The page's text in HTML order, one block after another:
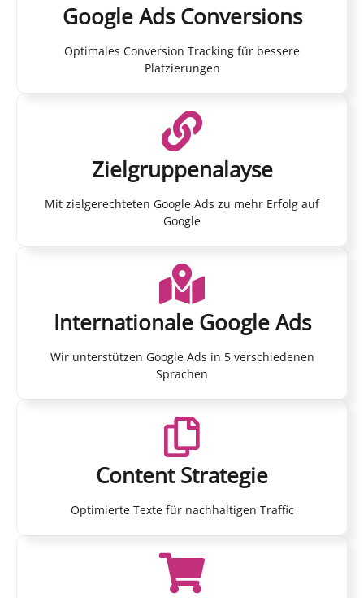
Google Ads Conversions
Optimales Conversion Tracking für bessere
Platzierungen
Zielgruppenalayse
Mit zielgerechteten Google Ads zu mehr Erfolg auf
Google
Internationale Google Ads
Wir unterstützen Google Ads in 5 verschiedenen
Sprachen
Content Strategie
Optimierte Texte für nachhaltigen Traffic